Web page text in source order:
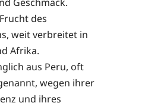
des
weit verbreitet in
Afrika.
aus Peru, oft
wegen ihrer
und ihres